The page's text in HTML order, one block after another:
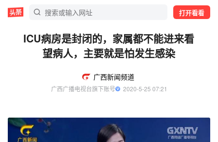
打开看看
ICU病房是封闭的，家属都不能进来看
望病人，主要就是怕发生感染
广西新闻频道
广西广播电视台旗下账号
  2020-5-25 07:21